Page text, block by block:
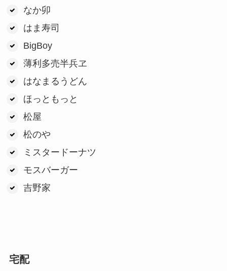
なか卯
はま寿司
BigBoy
薄利多売半兵ヱ
はなまるうどん
ほっともっと
松屋
松のや
ミスタードーナツ
モスバーガー
吉野家
宅配